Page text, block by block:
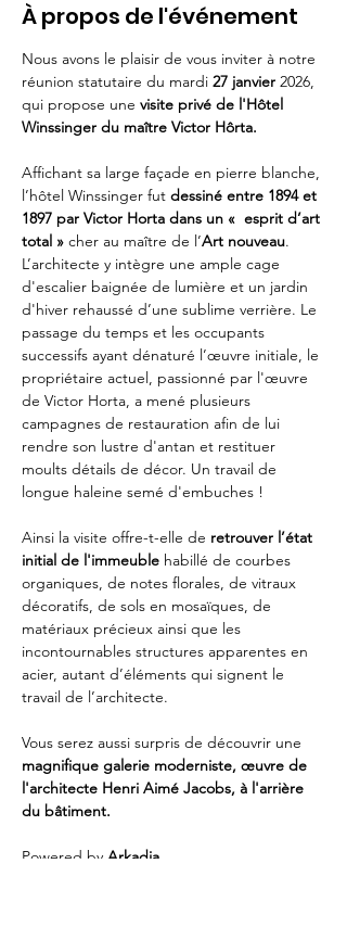
À propos de l'événement
Nous avons le plaisir de vous inviter à notre
réunion statutaire du mardi 27 janvier 2026,
qui propose une visite privé de l'Hôtel
Winssinger du maître Victor Hôrta.
Affichant sa large façade en pierre blanche,
l’hôtel Winssinger fut dessiné entre 1894 et
1897 par Victor Horta dans un «  esprit d’art
total » cher au maître de l’Art nouveau.
L’architecte y intègre une ample cage
d'escalier baignée de lumière et un jardin
d'hiver rehaussé d’une sublime verrière. Le
passage du temps et les occupants
successifs ayant dénaturé l’œuvre initiale, le
propriétaire actuel, passionné par l'œuvre
de Victor Horta, a mené plusieurs
campagnes de restauration afin de lui
rendre son lustre d'antan et restituer
moults détails de décor. Un travail de
longue haleine semé d'embuches !
Ainsi la visite offre-t-elle de retrouver l’état
initial de l'immeuble habillé de courbes
organiques, de notes florales, de vitraux
décoratifs, de sols en mosaïques, de
matériaux précieux ainsi que les
incontournables structures apparentes en
acier, autant d’éléments qui signent le
travail de l’architecte.
Vous serez aussi surpris de découvrir une
magnifique galerie moderniste, œuvre de
l'architecte Henri Aimé Jacobs, à l'arrière
du bâtiment.
Powered by Arkadia